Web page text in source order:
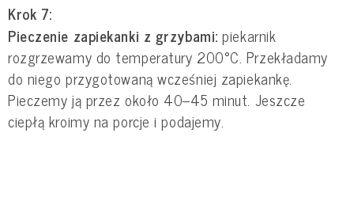
Krok 7:
Pieczenie zapiekanki z grzybami:piekarnik
rozgrzewamy do temperatury 200°C. Przekładamy
do niego przygotowaną wcześniej zapiekankę.
Pieczemy ją przez około 40–45 minut. Jeszcze
ciepłą kroimy na porcje i podajemy.